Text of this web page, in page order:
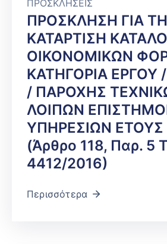
ΠΡΟΣΚΛΗΣΕΙΣ
ΠΡΟΣΚΛΗΣΗ ΓΙΑ
ΚΑΤΑΡΤΙΣΗ
ΟΙΚΟΝΟΜΙΚΩΝ
ΚΑΤΗΓΟΡΙΑ ΕΡΓΟΥ
/ ΠΑΡΟΧΗΣ
ΛΟΙΠΩΝ
ΥΠΗΡΕΣΙΩΝ ΕΤΟΥΣ
(Άρθρο 118, Παρ. 5
4412/2016)
Περισσότερα